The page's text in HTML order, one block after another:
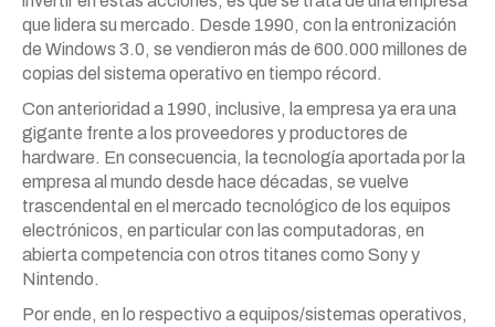
que lidera su mercado. Desde 1990, con la entronización
de Windows 3.0, se vendieron más de 600.000 millones de
copias del sistema operativo en tiempo récord.
Con anterioridad a 1990, inclusive, la empresa ya era una
gigante frente a los proveedores y productores de
hardware. En consecuencia, la tecnología aportada por la
empresa al mundo desde hace décadas, se vuelve
trascendental en el mercado tecnológico de los equipos
electrónicos, en particular con las computadoras, en
abierta competencia con otros titanes como Sony y
Nintendo.
Por ende, en lo respectivo a equipos/sistemas operativos,